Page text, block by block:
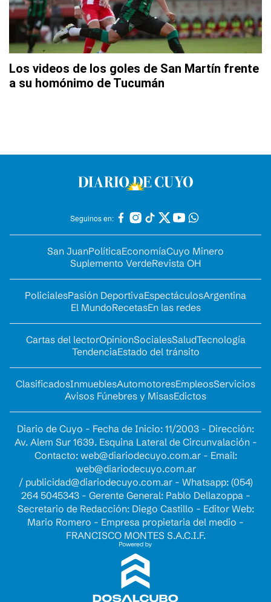
Los videos de los goles de San Martín frente
a su homónimo de Tucumán
Seguinos en:
San JuanPolíticaEconomíaCuyo Minero
Suplemento VerdeRevista OH
PolicialesPasión DeportivaEspectáculosArgentina
El MundoRecetasEn las redes
Cartas del lectorOpinionSocialesSaludTecnología
TendenciaEstado del tránsito
ClasificadosInmueblesAutomotoresEmpleosServicios
Avisos Fúnebres y MisasEdictos
Diario de Cuyo - Fecha de Inicio: 11/2003 - Dirección:
Av. Alem Sur 1639. Esquina Lateral de Circunvalación -
Contacto: web@diariodecuyo.com.ar- Email:
web@diariodecuyo.com.ar
/ publicidad@diariodecuyo.com.ar- Whatsapp: (054)
264 5045343 - Gerente General: Pablo Dellazoppa -
Secretario de Redacción: Diego Castillo - Editor Web:
Mario Romero - Empresa propietaria del medio -
FRANCISCO MONTES S.A.C.I.F.